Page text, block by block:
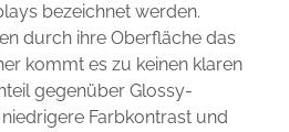
bezeichnet werden.
durch ihre Oberfläche das
kommt es zu keinen klaren
gegenüber Glossy-
Farbkontrast und